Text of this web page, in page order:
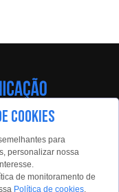
- 5º andar
900
COOKIES
para
personalizar nossa
de monitoramento de
Política de cookies.